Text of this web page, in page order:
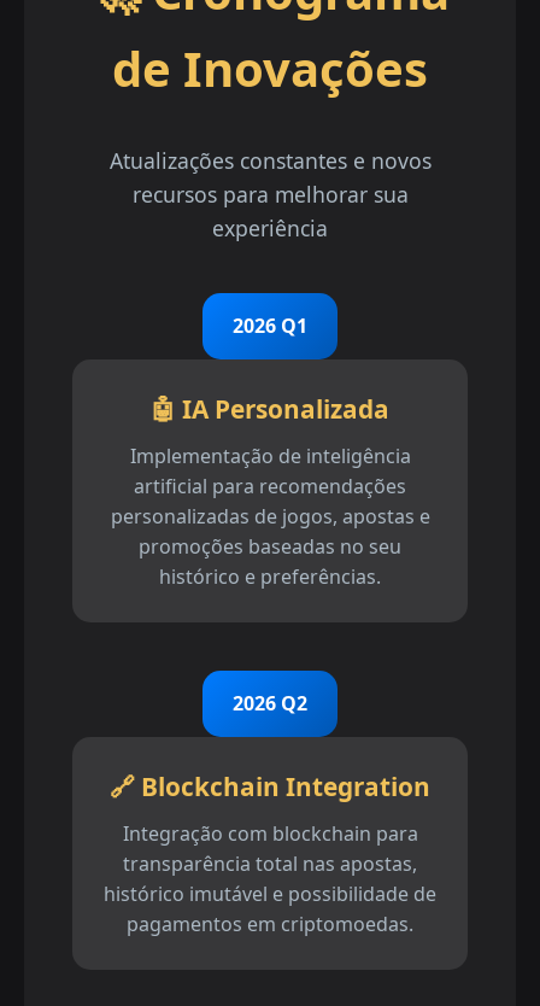
de Inovações
Atualizações constantes e novos
recursos para melhorar sua
experiência
2026 Q1
🤖 IA Personalizada
Implementação de inteligência
artificial para recomendações
personalizadas de jogos, apostas e
promoções baseadas no seu
histórico e preferências.
2026 Q2
🔗 Blockchain Integration
Integração com blockchain para
transparência total nas apostas,
histórico imutável e possibilidade de
pagamentos em criptomoedas.